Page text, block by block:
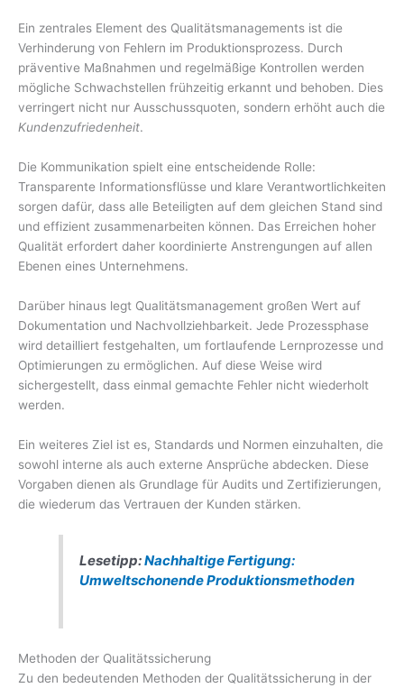
Ein zentrales Element des Qualitätsmanagements ist die
Verhinderung von Fehlern im Produktionsprozess. Durch
präventive Maßnahmen und regelmäßige Kontrollen werden
mögliche Schwachstellen frühzeitig erkannt und behoben. Dies
verringert nicht nur Ausschussquoten, sondern erhöht auch die
Kundenzufriedenheit.
Die Kommunikation spielt eine entscheidende Rolle:
Transparente Informationsflüsse und klare Verantwortlichkeiten
sorgen dafür, dass alle Beteiligten auf dem gleichen Stand sind
und effizient zusammenarbeiten können. Das Erreichen hoher
Qualität erfordert daher koordinierte Anstrengungen auf allen
Ebenen eines Unternehmens.
Darüber hinaus legt Qualitätsmanagement großen Wert auf
Dokumentation und Nachvollziehbarkeit. Jede Prozessphase
wird detailliert festgehalten, um fortlaufende Lernprozesse und
Optimierungen zu ermöglichen. Auf diese Weise wird
sichergestellt, dass einmal gemachte Fehler nicht wiederholt
werden.
Ein weiteres Ziel ist es, Standards und Normen einzuhalten, die
sowohl interne als auch externe Ansprüche abdecken. Diese
Vorgaben dienen als Grundlage für Audits und Zertifizierungen,
die wiederum das Vertrauen der Kunden stärken.
Lesetipp:Nachhaltige Fertigung:
Umweltschonende Produktionsmethoden
Methoden der Qualitätssicherung
Zu den bedeutenden Methoden der Qualitätssicherung in der